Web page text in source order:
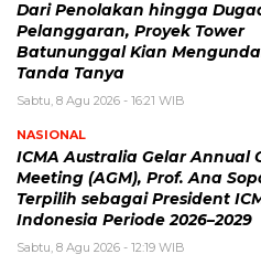
Dari Penolakan hingga
Pelanggaran, Proyek Tower
Batununggal Kian
Tanda Tanya
Sabtu, 8 Agu 2026 - 16:21 WIB
NASIONAL
ICMA Australia Gelar Annual
Meeting (AGM), Prof. Ana
Terpilih sebagai President
Indonesia Periode 2026–2029
Sabtu, 8 Agu 2026 - 12:19 WIB